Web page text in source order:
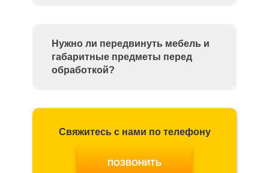
Нужно ли передвинуть мебель и
габаритные предметы перед
обработкой?
Свяжитесь с нами по телефону
ПОЗВОНИТЬ